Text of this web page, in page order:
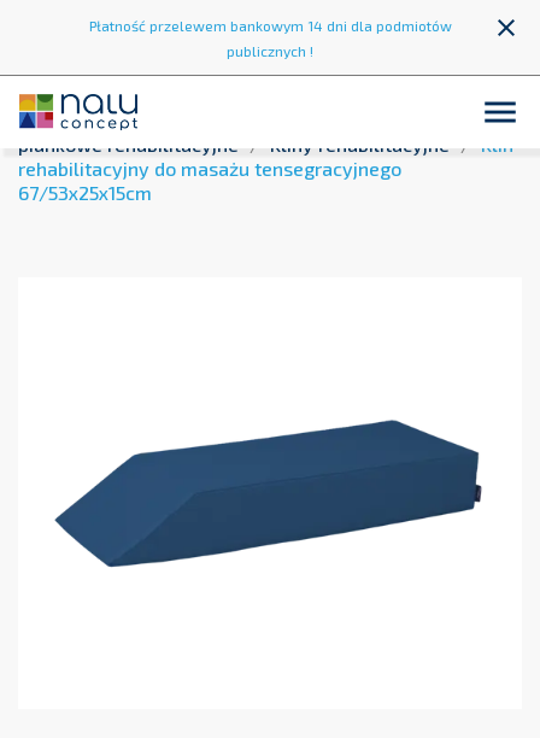
Płatność przelewem bankowym 14 dni dla podmiotów
publicznych !
close

Strona główna
piankowe rehabilitacyjne
Kliny rehabilitacyjne
Klin
rehabilitacyjny do masażu tensegracyjnego
67/53x25x15cm